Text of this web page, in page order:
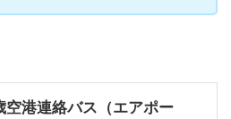
空港連絡バス（エアポー